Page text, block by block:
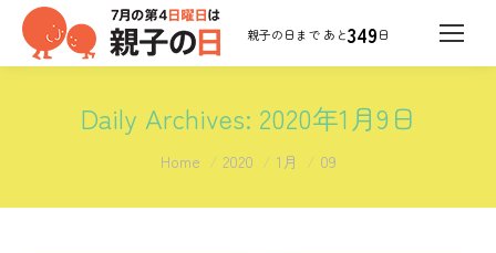
349日
Daily Archives: 2020年1月9日
You are here:
Home 2020 1月 09